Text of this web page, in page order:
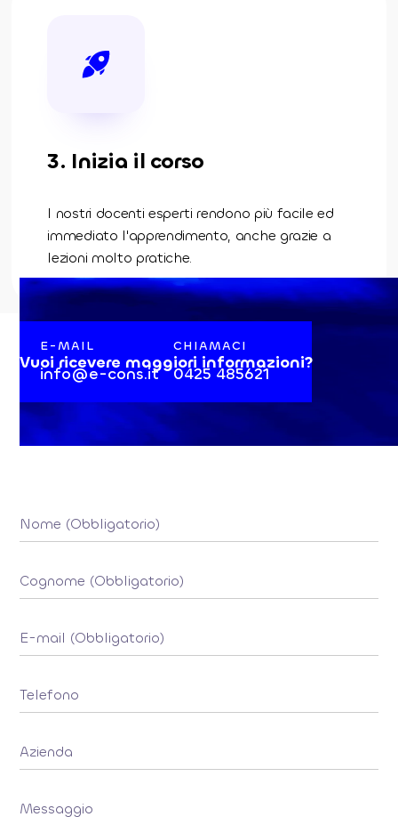
3. Inizia il corso
I nostri docenti esperti rendono più facile ed
immediato l'apprendimento, anche grazie a
lezioni molto pratiche.
Vuoi ricevere maggiori informazioni?
E-MAIL
info@e-cons.it
CHIAMACI
0425 485621